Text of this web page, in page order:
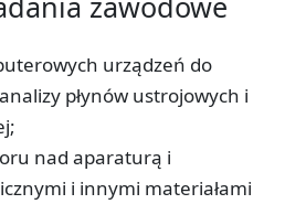
urządzeń do
płynów ustrojowych i
nad aparaturą i
i innymi materiałami